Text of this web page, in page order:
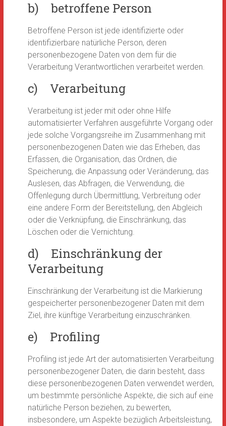
b) betroffene Person
Betroffene Person ist jede identifizierte oder
identifizierbare natürliche Person, deren
personenbezogene Daten von dem für die
Verarbeitung Verantwortlichen verarbeitet werden.
c) Verarbeitung
Verarbeitung ist jeder mit oder ohne Hilfe
automatisierter Verfahren ausgeführte Vorgang oder
jede solche Vorgangsreihe im Zusammenhang mit
personenbezogenen Daten wie das Erheben, das
Erfassen, die Organisation, das Ordnen, die
Speicherung, die Anpassung oder Veränderung, das
Auslesen, das Abfragen, die Verwendung, die
Offenlegung durch Übermittlung, Verbreitung oder
eine andere Form der Bereitstellung, den Abgleich
oder die Verknüpfung, die Einschränkung, das
Löschen oder die Vernichtung.
d) Einschränkung der
Verarbeitung
Einschränkung der Verarbeitung ist die Markierung
gespeicherter personenbezogener Daten mit dem
Ziel, ihre künftige Verarbeitung einzuschränken.
e) Profiling
Profiling ist jede Art der automatisierten Verarbeitung
personenbezogener Daten, die darin besteht, dass
diese personenbezogenen Daten verwendet werden,
um bestimmte persönliche Aspekte, die sich auf eine
natürliche Person beziehen, zu bewerten,
insbesondere, um Aspekte bezüglich Arbeitsleistung,